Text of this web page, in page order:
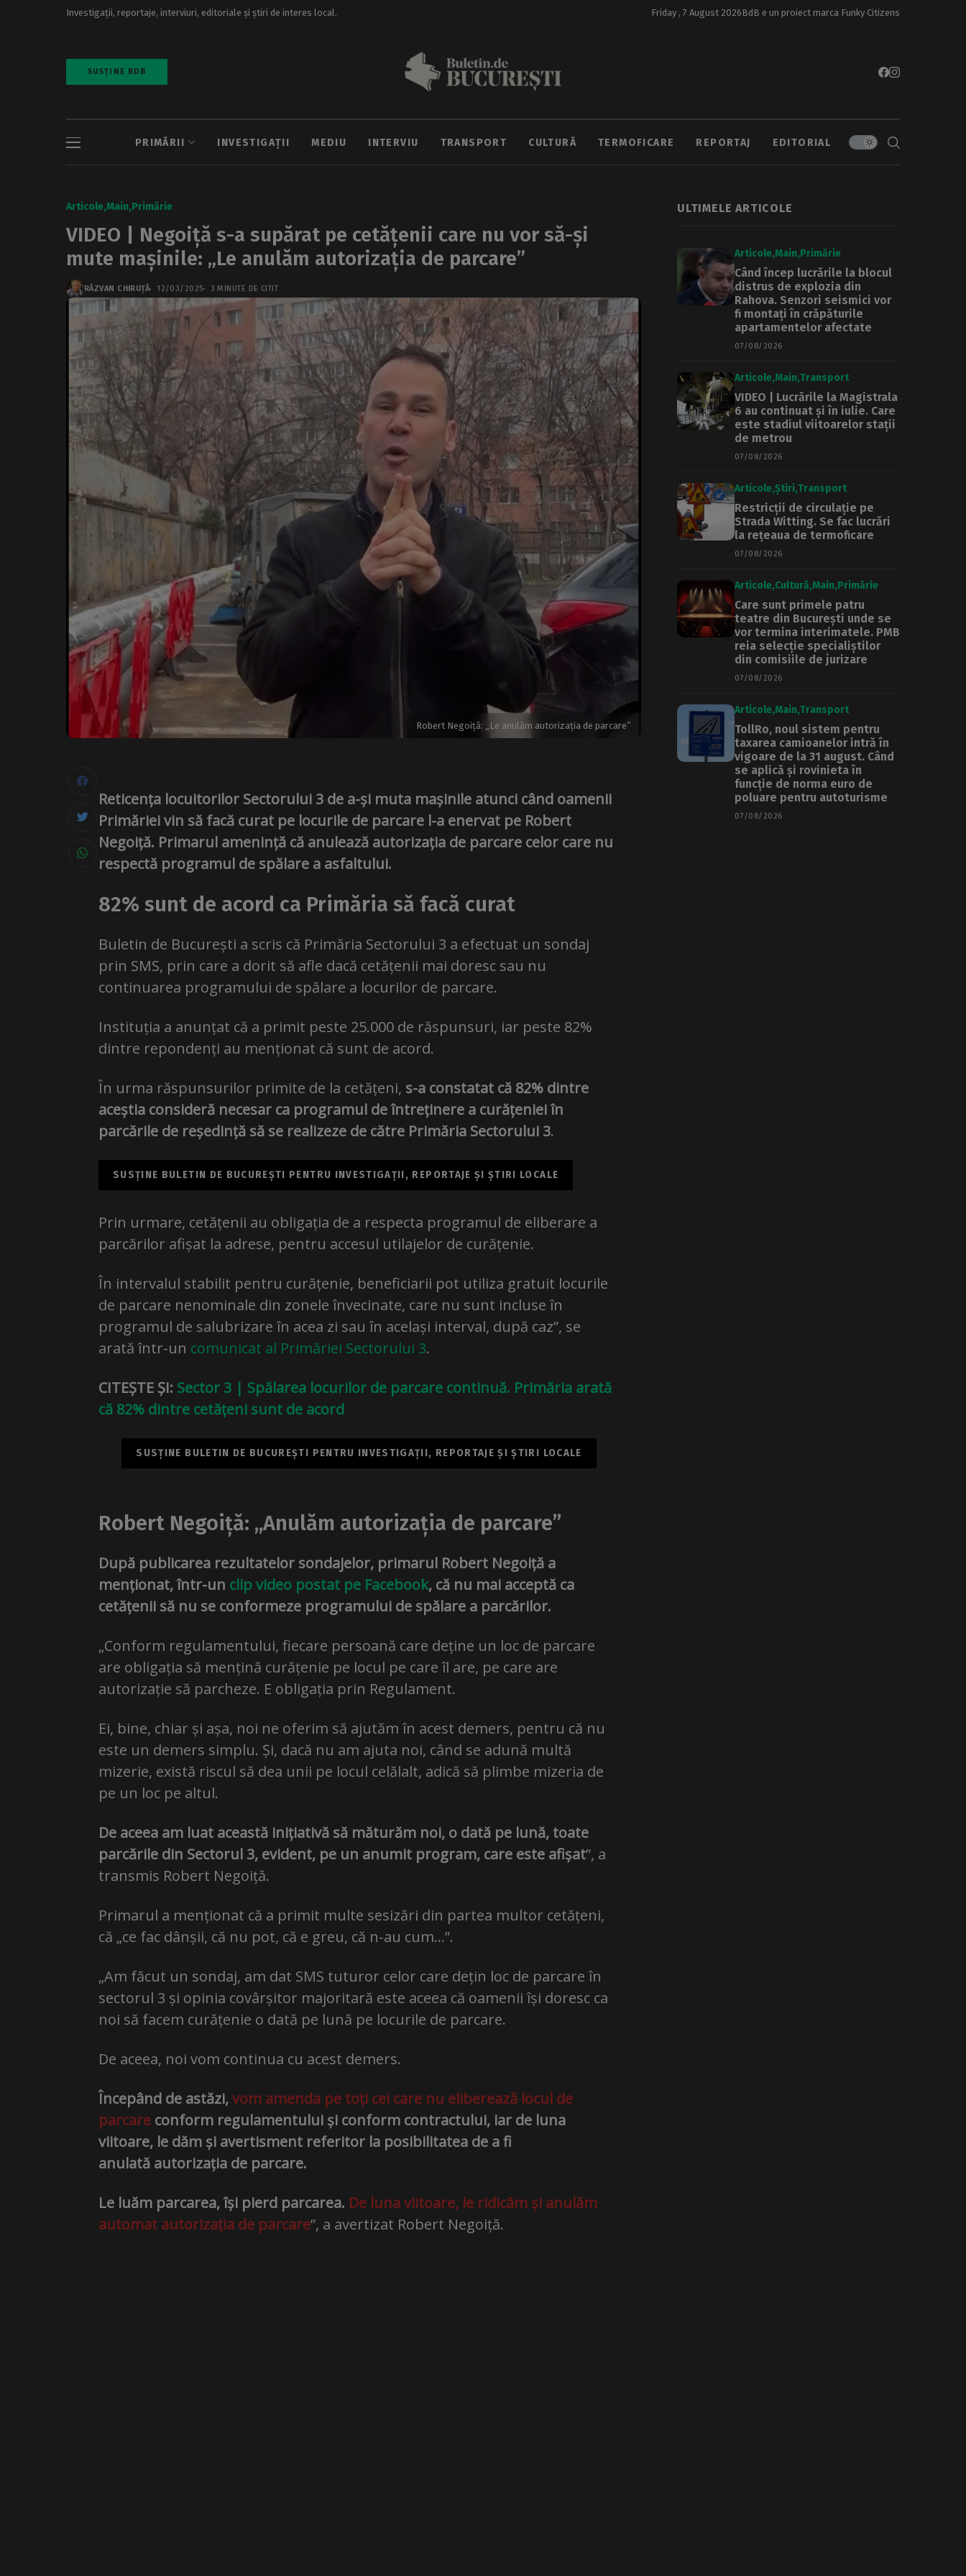
Investigații, reportaje, interviuri, editoriale și știri de interes local. Friday , 7 August 2026BdB e un proiect marca Funky Citizens
SUSȚINE BDB
PRIMĂRII INVESTIGAȚII MEDIU INTERVIU TRANSPORT CULTURĂ TERMOFICARE REPORTAJ EDITORIAL
Articole Main Primărie
VIDEO | Negoiță s-a supărat pe cetățenii care nu vor să-și
mute mașinile: „Le anulăm autorizația de parcare”
RĂZVAN CHIRUȚĂ 12/03/2025 3 MINUTE DE CITIT
Robert Negoiță: „Le anulăm autorizația de parcare”
Reticența locuitorilor Sectorului 3 de a-și muta mașinile atunci când oamenii
Primăriei vin să facă curat pe locurile de parcare l-a enervat pe Robert
Negoiță. Primarul amenință că anulează autorizația de parcare celor care nu
respectă programul de spălare a asfaltului.
82% sunt de acord ca Primăria să facă curat
Buletin de București a scris că Primăria Sectorului 3 a efectuat un sondaj
prin SMS, prin care a dorit să afle dacă cetățenii mai doresc sau nu
continuarea programului de spălare a locurilor de parcare.
Instituția a anunțat că a primit peste 25.000 de răspunsuri, iar peste 82%
dintre repondenți au menționat că sunt de acord.
În urma răspunsurilor primite de la cetățeni, s-a constatat că 82% dintre
aceștia consideră necesar ca programul de întreținere a curățeniei în
parcările de reședință să se realizeze de către Primăria Sectorului 3.
SUSȚINE BULETIN DE BUCUREȘTI PENTRU INVESTIGAȚII, REPORTAJE ȘI ȘTIRI LOCALE
Prin urmare, cetățenii au obligația de a respecta programul de eliberare a
parcărilor afișat la adrese, pentru accesul utilajelor de curățenie.
În intervalul stabilit pentru curățenie, beneficiarii pot utiliza gratuit locurile
de parcare nenominale din zonele învecinate, care nu sunt incluse în
programul de salubrizare în acea zi sau în același interval, după caz”, se
arată într-un comunicat al Primăriei Sectorului 3.
CITEȘTE ȘI: Sector 3 | Spălarea locurilor de parcare continuă. Primăria arată
că 82% dintre cetățeni sunt de acord
SUSȚINE BULETIN DE BUCUREȘTI PENTRU INVESTIGAȚII, REPORTAJE ȘI ȘTIRI LOCALE
Robert Negoiță: „Anulăm autorizația de parcare”
După publicarea rezultatelor sondajelor, primarul Robert Negoiță a
menționat, într-un clip video postat pe Facebook, că nu mai acceptă ca
cetățenii să nu se conformeze programului de spălare a parcărilor.
„Conform regulamentului, fiecare persoană care deține un loc de parcare
are obligația să mențină curățenie pe locul pe care îl are, pe care are
autorizație să parcheze. E obligația prin Regulament.
Ei, bine, chiar și așa, noi ne oferim să ajutăm în acest demers, pentru că nu
este un demers simplu. Și, dacă nu am ajuta noi, când se adună multă
mizerie, există riscul să dea unii pe locul celălalt, adică să plimbe mizeria de
pe un loc pe altul.
De aceea am luat această inițiativă să măturăm noi, o dată pe lună, toate
parcările din Sectorul 3, evident, pe un anumit program, care este afișat”, a
transmis Robert Negoiță.
Primarul a menționat că a primit multe sesizări din partea multor cetățeni,
că „ce fac dânșii, că nu pot, că e greu, că n-au cum…”.
„Am făcut un sondaj, am dat SMS tuturor celor care dețin loc de parcare în
sectorul 3 și opinia covârșitor majoritară este aceea că oamenii își doresc ca
noi să facem curățenie o dată pe lună pe locurile de parcare.
De aceea, noi vom continua cu acest demers.
Începând de astăzi,vom amenda pe toți cei care nu eliberează locul de
parcare conform regulamentului și conform contractului, iar de luna
viitoare, le dăm și avertisment referitor la posibilitatea de a fi
anulată autorizația de parcare.
Le luăm parcarea, își pierd parcarea. De luna viitoare, le ridicăm și anulăm
automat autorizația de parcare”, a avertizat Robert Negoiță.
ULTIMELE ARTICOLE
Articole Main Primărie
Când încep lucrările la blocul
distrus de explozia din
Rahova. Senzori seismici vor
fi montați în crăpăturile
apartamentelor afectate
07/08/2026
Articole Main Transport
VIDEO | Lucrările la Magistrala
6 au continuat și în iulie. Care
este stadiul viitoarelor stații
de metrou
07/08/2026
Articole Știri Transport
Restricții de circulație pe
Strada Witting. Se fac lucrări
la rețeaua de termoficare
07/08/2026
Articole Cultură Main Primărie
Care sunt primele patru
teatre din București unde se
vor termina interimatele. PMB
reia selecție specialiștilor
din comisiile de jurizare
07/08/2026
Articole Main Transport
TollRo, noul sistem pentru
taxarea camioanelor intră în
vigoare de la 31 august. Când
se aplică și rovinieta în
funcție de norma euro de
poluare pentru autoturisme
07/08/2026